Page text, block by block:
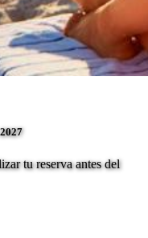
tu reserva antes del